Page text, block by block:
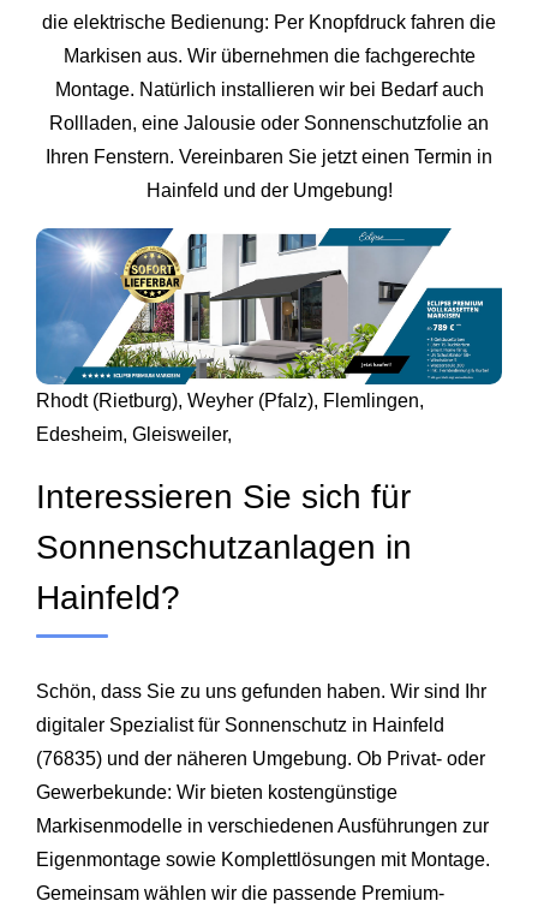
die elektrische Bedienung: Per Knopfdruck fahren die
Markisen aus. Wir übernehmen die fachgerechte
Montage. Natürlich installieren wir bei Bedarf auch
Rollladen, eine Jalousie oder Sonnenschutzfolie an
Ihren Fenstern. Vereinbaren Sie jetzt einen Termin in
Hainfeld und der Umgebung!
Rhodt (Rietburg), Weyher (Pfalz), Flemlingen,
Edesheim, Gleisweiler,
Interessieren Sie sich für
Sonnenschutzanlagen in
Hainfeld?
Schön, dass Sie zu uns gefunden haben. Wir sind Ihr
digitaler Spezialist für Sonnenschutz in Hainfeld
(76835) und der näheren Umgebung. Ob Privat- oder
Gewerbekunde: Wir bieten kostengünstige
Markisenmodelle in verschiedenen Ausführungen zur
Eigenmontage sowie Komplettlösungen mit Montage.
Gemeinsam wählen wir die passende Premium-